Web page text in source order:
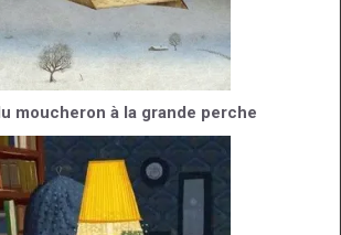
moucheron à la grande perche